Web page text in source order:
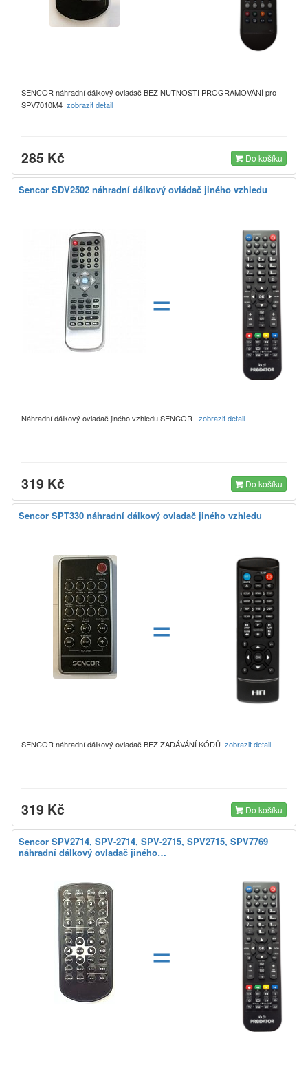
SENCOR náhradní dálkový ovladač BEZ NUTNOSTI PROGRAMOVÁNÍ pro
SPV7010M4 zobrazit detail
285 Kč Do košíku
Sencor SDV2502 náhradní dálkový ovládač jiného vzhledu
=
Náhradní dálkový ovladač jiného vzhledu SENCOR zobrazit detail
319 Kč Do košíku
Sencor SPT330 náhradní dálkový ovladač jiného vzhledu
=
SENCOR náhradní dálkový ovladač BEZ ZADÁVÁNÍ KÓDŮ zobrazit detail
319 Kč Do košíku
Sencor SPV2714, SPV-2714, SPV-2715, SPV2715, SPV7769
náhradní dálkový ovladač jiného…
=